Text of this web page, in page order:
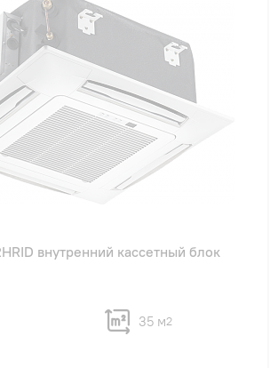
внутренний кассетный блок
35 м2